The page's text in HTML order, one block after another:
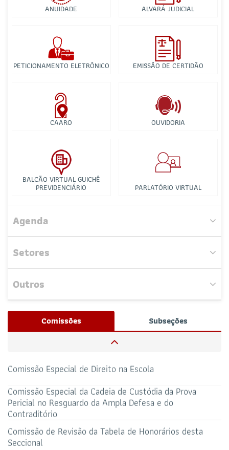
ANUIDADE ALVARÁ JUDICIAL
PETICIONAMENTO ELETRÔNICO EMISSÃO DE CERTIDÃO
CAARO OUVIDORIA
BALCÃO VIRTUAL GUICHÊ
PREVIDENCIÁRIO PARLATÓRIO VIRTUAL
Agenda
Nenhum evento próximo encontrado.
Setores
Josué Henrique, / Whatsapp (32172100)
RESPONSÁVEIS
69 3217-2099
TELEFONE
sti@oab-ro.org.br
E-MAIL
Outros
TRIBUNAL DE ÉTICA CANAL PRERROGATIVAS
Comissões Subseções
Comissão Especial de Defesa dos Direitos da Pessoa
com Deficiência (CDPD)
Comissão da Igualdade Racial e Verdade da Escravidão
Negra
Comissão de Gestão Participativa e Descentralização
Comissão OAB Olho no Olho
Comissão Especial de Direito na Escola
Comissão Especial da Cadeia de Custódia da Prova
Pericial no Resguardo da Ampla Defesa e do
Contraditório
Comissão de Revisão da Tabela de Honorários desta
Seccional